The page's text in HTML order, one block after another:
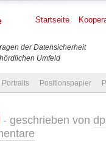
der Datensicherheit
Umfeld
Startseite
Portraits Positionspapier
- geschrieben von dp